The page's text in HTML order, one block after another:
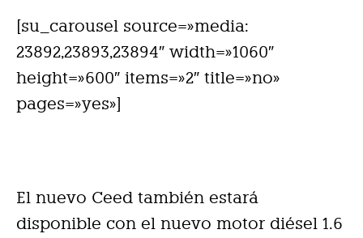
[su_carousel source=»media:
23892,23893,23894″ width=»1060″
height=»600″ items=»2″ title=»no»
pages=»yes»]
El nuevo Ceed también estará
disponible con el nuevo motor diésel 1.6